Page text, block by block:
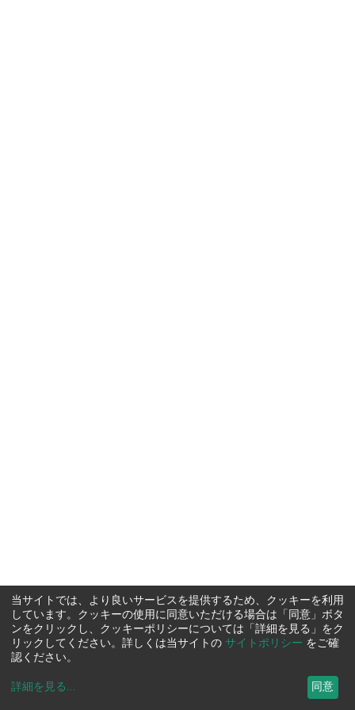
当サイトでは、より良いサービスを提供するため、クッキーを利用
しています。クッキーの使用に同意いただける場合は「同意」ボタ
ンをクリックし、クッキーポリシーについては「詳細を見る」をク
リックしてください。詳しくは当サイトの サイトポリシー をご確
認ください。
詳細を見る ... 同意